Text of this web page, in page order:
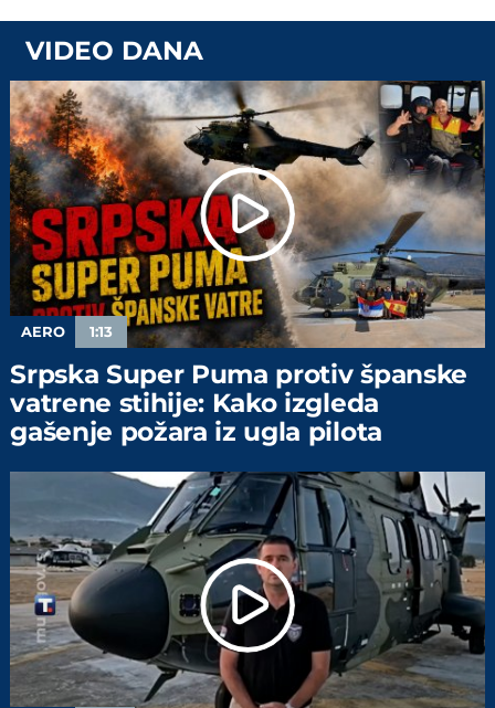
VIDEO DANA
AERO 1:13
Srpska Super Puma protiv španske
vatrene stihije: Kako izgleda
gašenje požara iz ugla pilota